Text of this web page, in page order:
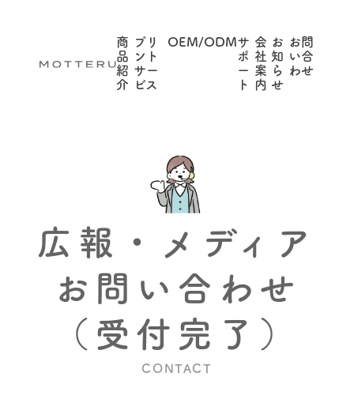
商
品
紹
介
プリ
ント
サー
ビス
OEM/ODMサ
ポ
ー
ト
会
社
案
内
お
知
ら
せ
お問
い合
わせ
広報・メディア
お問い合わせ
（受付完了）
CONTACT